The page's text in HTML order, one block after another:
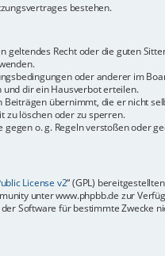
bestehen.
Recht oder die guten
oder anderer im
dir ein Hausverbot erteilen.
übernimmt, die er nicht
zu löschen oder zu sperren.
o. g. Regeln verstoßen oder
License v2“ (GPL)
unter www.phpbb.de zur
Software für bestimmte Zwecke